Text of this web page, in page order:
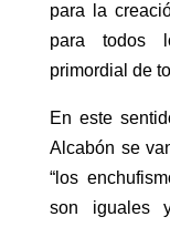
para la
para todos
primordial de
En este
Alcabón se
“los
son iguales